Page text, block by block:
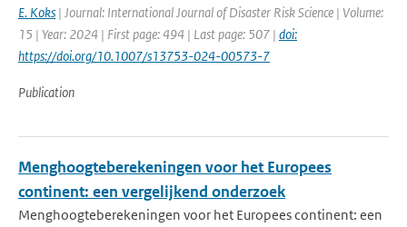
E. Koks | Journal: International Journal of Disaster Risk Science | Volume:
15 | Year: 2024 | First page: 494 | Last page: 507 | doi:
https://doi.org/10.1007/s13753-024-00573-7
Publication
Menghoogteberekeningen voor het Europees
continent: een vergelijkend onderzoek
Menghoogteberekeningen voor het Europees continent: een